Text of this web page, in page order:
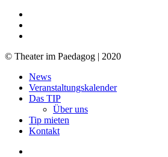
© Theater im Paedagog | 2020
Close
Menu
News
Veranstaltungskalender
Das TIP
Über uns
Tip mieten
Kontakt